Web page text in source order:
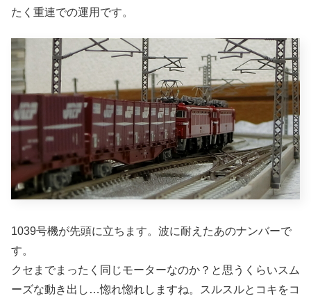
たく重連での運用です。
1039号機が先頭に立ちます。波に耐えたあのナンバーで
す。
クセまでまったく同じモーターなのか？と思うくらいスム
ーズな動き出し…惚れ惚れしますね。スルスルとコキをコ